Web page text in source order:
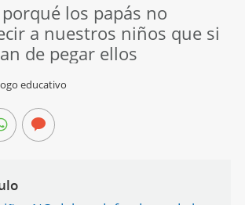
los papás no
a nuestros niños que si
de pegar ellos
educativo